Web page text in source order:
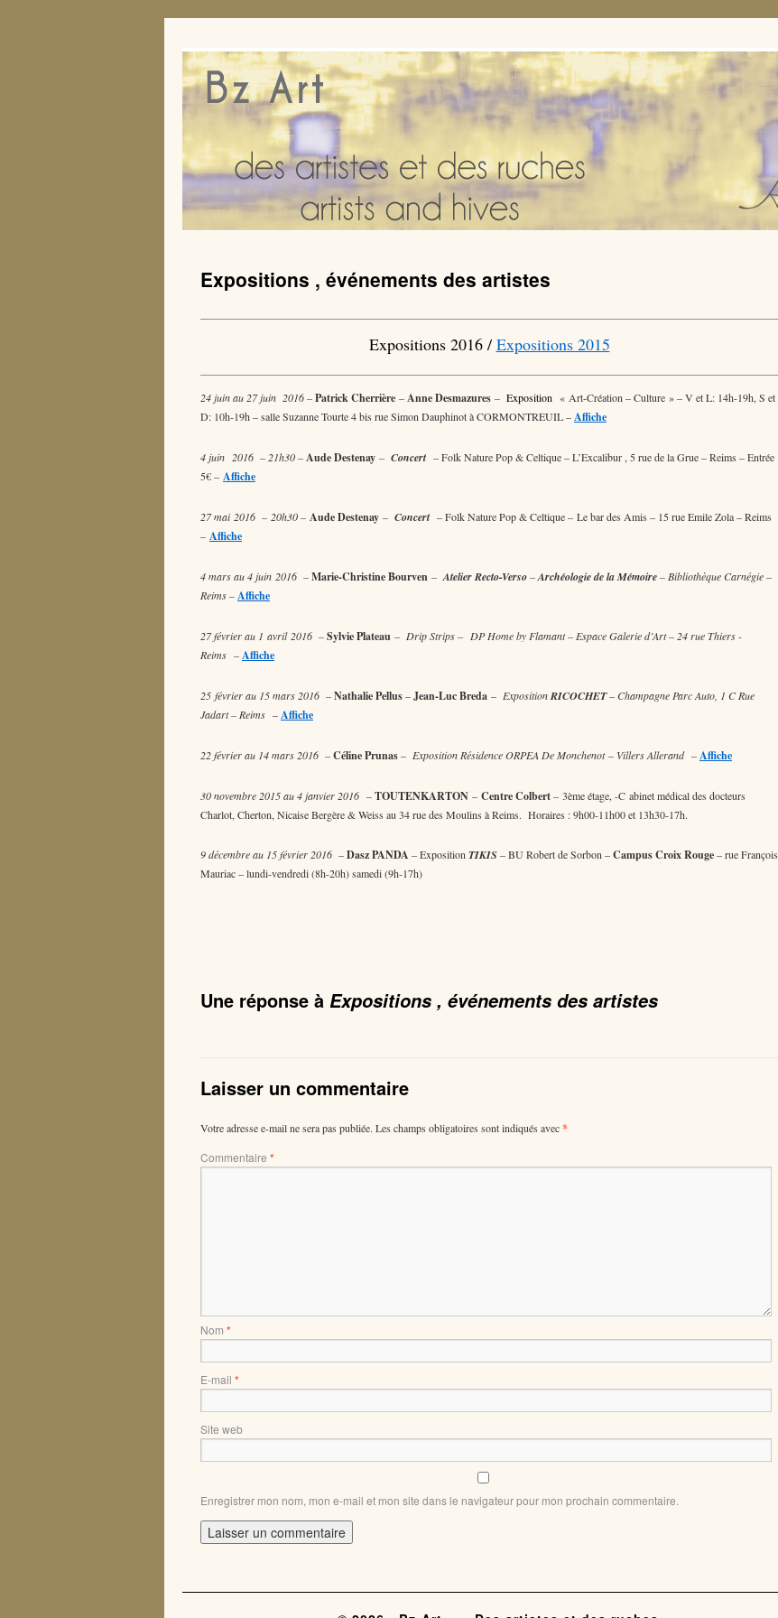
Expositions , événements des artistes
Expositions 2016 / Expositions 2015
24 juin au 27 juin 2016 –Patrick Cherrière –Anne Desmazures – Exposition
« Art-Création – Culture » – V et L: 14h-19h, S et
D: 10h-19h – salle Suzanne Tourte 4 bis rue Simon Dauphinot à CORMONTREUIL –Affiche
4 juin 2016 – 21h30 –Aude Destenay – Concert – Folk Nature Pop & Celtique – L’Excalibur , 5 rue de la Grue – Reims – Entrée
5€ – Affiche
27 mai 2016 – 20h30 – Aude Destenay – Concert – Folk Nature Pop & Celtique – Le bar des Amis – 15 rue Emile Zola – Reims
– Affiche
4 mars au 4 juin 2016 –Marie-Christine Bourven – Atelier Recto-Verso–Archéologie de la Mémoire– Bibliothèque Carnégie –
Reims –Affiche
27 février au 1 avril 2016 –Sylvie Plateau – Drip Strips – DP Home by Flamant – Espace Galerie d’Art – 24 rue Thiers -
Reims –Affiche
25 février au 15 mars 2016 –Nathalie Pellus–Jean-Luc Breda – ExpositionRICOCHET– Champagne Parc Auto, 1 C Rue
Jadart – Reims –Affiche
22 février au 14 mars 2016 –Céline Prunas– Exposition Résidence ORPEA De Monchenot – Villers Allerand –Affiche
30 novembre 2015 au 4 janvier 2016 –TOUTENKARTON – Centre Colbert– 3ème étage, -C abinet médical des docteurs
Charlot, Cherton, Nicaise Bergère & Weiss au 34 rue des Moulins à Reims. Horaires : 9h00-11h00 et 13h30-17h.
9 décembre au 15 février 2016 –Dasz PANDA – Exposition TIKIS– BU Robert de Sorbon –Campus Croix Rouge– rue François
Mauriac – lundi-vendredi (8h-20h) samedi (9h-17h)
Une réponse à Expositions , événements des artistes
Laisser un commentaire
Votre adresse e-mail ne sera pas publiée. Les champs obligatoires sont indiqués avec*
Commentaire *
Nom *
E-mail *
Site web
Enregistrer mon nom, mon e-mail et mon site dans le navigateur pour mon prochain commentaire.